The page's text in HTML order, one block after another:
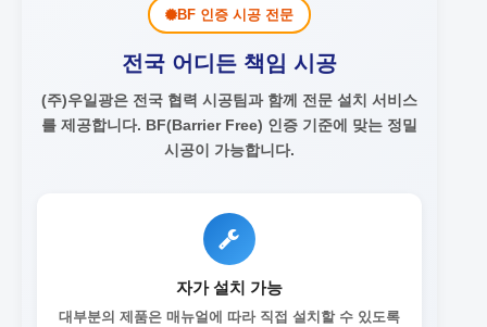
BF 인증 시공 전문
전국 어디든 책임 시공
(주)우일광은 전국 협력 시공팀과 함께 전문 설치 서비스
를 제공합니다. BF(Barrier Free) 인증 기준에 맞는 정밀
시공이 가능합니다.
자가 설치 가능
대부분의 제품은 매뉴얼에 따라 직접 설치할 수 있도록